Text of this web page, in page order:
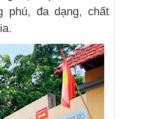
phú, đa dạng, chất